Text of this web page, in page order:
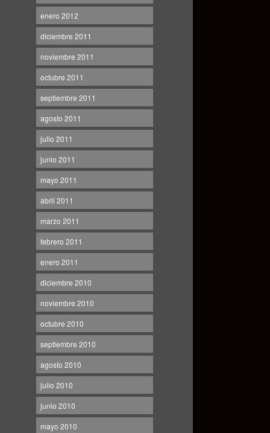
enero 2012
diciembre 2011
noviembre 2011
octubre 2011
septiembre 2011
agosto 2011
julio 2011
junio 2011
mayo 2011
abril 2011
marzo 2011
febrero 2011
enero 2011
diciembre 2010
noviembre 2010
octubre 2010
septiembre 2010
agosto 2010
julio 2010
junio 2010
mayo 2010